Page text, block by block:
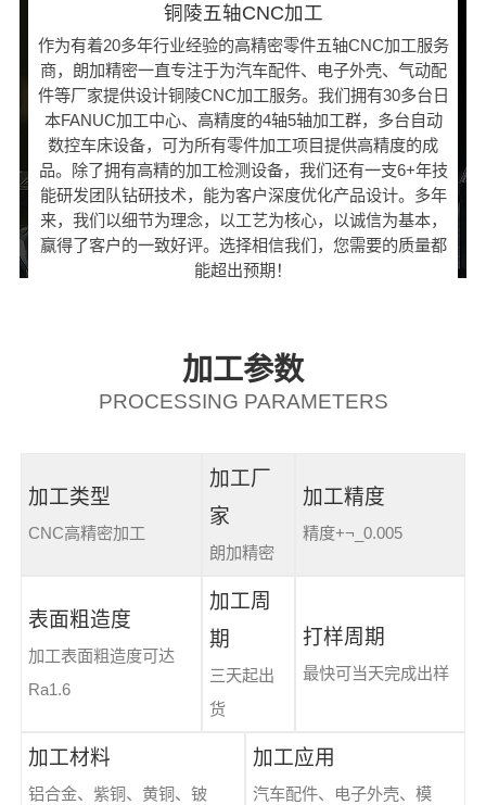
铜陵五轴CNC加工
作为有着20多年行业经验的高精密零件五轴CNC加工服务
商，朗加精密一直专注于为汽车配件、电子外壳、气动配
件等厂家提供设计铜陵CNC加工服务。我们拥有30多台日
本FANUC加工中心、高精度的4轴5轴加工群，多台自动
数控车床设备，可为所有零件加工项目提供高精度的成
品。除了拥有高精的加工检测设备，我们还有一支6+年技
能研发团队钻研技术，能为客户深度优化产品设计。多年
来，我们以细节为理念，以工艺为核心，以诚信为基本，
赢得了客户的一致好评。选择相信我们，您需要的质量都
能超出预期！
加工参数
PROCESSING PARAMETERS
加工类型
CNC高精密加工
加工厂
家
朗加精密
加工精度
精度+¬_0.005
表面粗造度
加工表面粗造度可达
Ra1.6
加工周
期
三天起出
货
打样周期
最快可当天完成出样
加工材料
铝合金、紫铜、黄铜、铍
加工应用
汽车配件、电子外壳、模